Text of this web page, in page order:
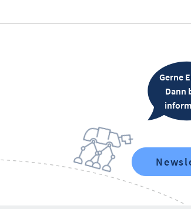
Gerne
Dann